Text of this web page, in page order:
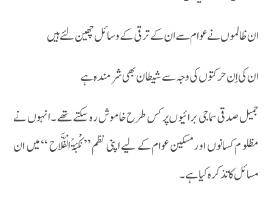
ان ظالموں نے عوام سے ان کے ترقی کے وسائل چھین لئے ہیں
ان کی اِن حرکتوں کی وجہ سے شیطان بھی شرمندہ ہے
جمیل صدقی سماجی برائیوں پر کس طرح خاموش رہ سکتے تھے ۔ انہوں نے
مظلو م کسانوں او رمسکین عوام کے لیے اپنی نظم ’’ نکْبَۃُ الْفَلَّاح ‘‘ میں ان
مسائل کا تذکرہ کیا ہے۔